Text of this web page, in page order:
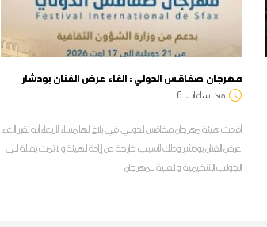
مهرجان صفاقس الدولي : الغاء عرض الفنان بودشار
منذ ساعات 6
أفادت هيئة مهرجان صفاقس الدولي في بلاغ لها مساء الأربعاء أنه تقرر الغاء
عرض الفنان بودشار وذلك لأسباب خارجة عن إرادة الهيئة و لا تمت بصلة الى
الجوانب التنظيمية أو الفنية للمهرجان